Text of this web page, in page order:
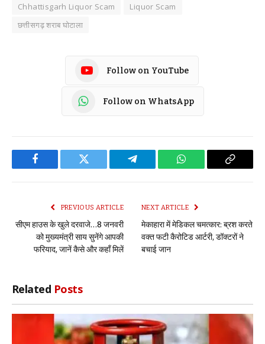
Chhattisgarh Liquor Scam
Liquor Scam
छत्तीसगढ़ शराब घोटाला
Follow on YouTube
Follow on WhatsApp
Facebook Twitter Telegram WhatsApp Copy
PREVIOUS ARTICLE
सीएम हाउस के खुले दरवाजे…8 जनवरी
को मुख्यमंत्री साय सुनेंगे आपकी
फरियाद, जानें कैसे और कहाँ मिलें
NEXT ARTICLE
मेकाहारा में मेडिकल चमत्कार: ब्रश करते
वक्त फटी कैरोटिड आर्टरी, डॉक्टरों ने
बचाई जान
Related Posts